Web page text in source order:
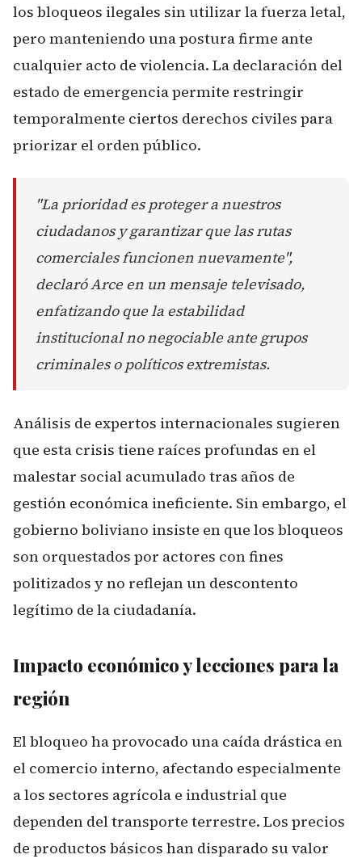
los bloqueos ilegales sin utilizar la fuerza letal,
pero manteniendo una postura firme ante
cualquier acto de violencia. La declaración del
estado de emergencia permite restringir
temporalmente ciertos derechos civiles para
priorizar el orden público.
"La prioridad es proteger a nuestros
ciudadanos y garantizar que las rutas
comerciales funcionen nuevamente",
declaró Arce en un mensaje televisado,
enfatizando que la estabilidad
institucional no negociable ante grupos
criminales o políticos extremistas.
Análisis de expertos internacionales sugieren
que esta crisis tiene raíces profundas en el
malestar social acumulado tras años de
gestión económica ineficiente. Sin embargo, el
gobierno boliviano insiste en que los bloqueos
son orquestados por actores con fines
politizados y no reflejan un descontento
legítimo de la ciudadanía.
Impacto económico y lecciones para la
región
El bloqueo ha provocado una caída drástica en
el comercio interno, afectando especialmente
a los sectores agrícola e industrial que
dependen del transporte terrestre. Los precios
de productos básicos han disparado su valor